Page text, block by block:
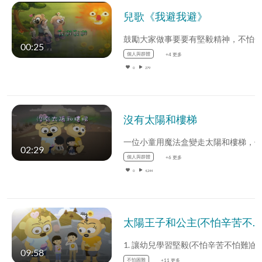
00:25
兒歌《我避我避》
個人與群體 +4 更多
0 279
02:29
沒有太陽和樓梯
個人與群體 +6 更多
0 4,244
09:58
太陽王子和公主(不怕辛苦不怕難)
不怕困難 +11 更多